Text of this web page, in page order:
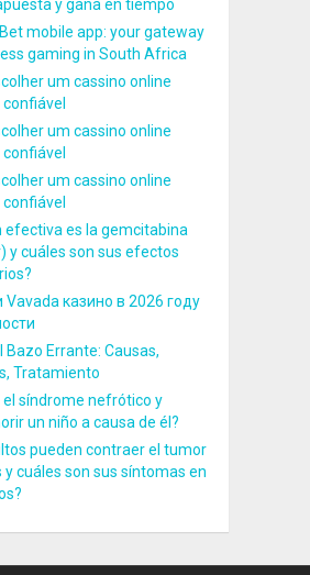
y gana en tiempo
mobile app: your gateway
gaming in South Africa
um cassino online
um cassino online
um cassino online
efectiva es la gemcitabina
y cuáles son sus efectos
казино в 2026 году
Bazo Errante: Causas,
Tratamiento
el síndrome nefrótico y
un niño a causa de él?
pueden contraer el tumor
y cuáles son sus síntomas en